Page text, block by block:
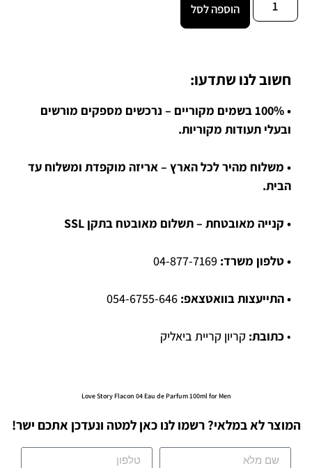
הוספה לסל
חשוב לנו שתדעו:
• 100% בשמים מקוריים – נרכשים מספקים מורשים
ובעלי תעודות מקוריות.
• משלוח מהיר לכל הארץ – אריזה מוקפדת ומשלוח עד
הבית.
• קנייה מאובטחת – תשלום מאובטח בתקן SSL
• טלפון משרד:
• התייעצות בוואטצאפ:
• כתובת: קריון קריית ביאליק
Love Story Flacon 04 Eau de Parfum 100ml for Men
המוצר לא במלאי? רשמו לנו כאן למטה ונעדכן אתכם ישר!